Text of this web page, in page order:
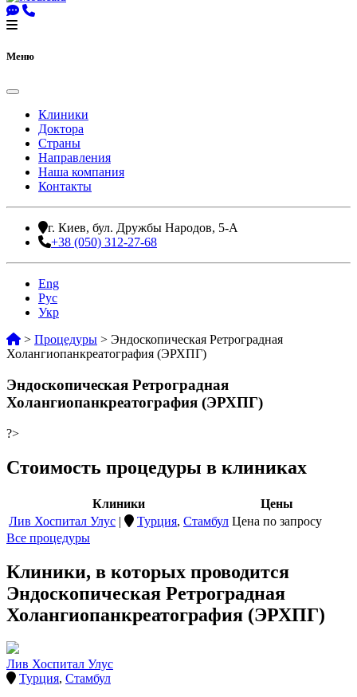
Меню
Клиники
Доктора
Страны
Направления
Наша компания
Контакты
г. Киев, бул. Дружбы Народов, 5-А
+38 (050) 312-27-68
Eng
Рус
Укр
> Процедуры > Эндоскопическая Ретроградная
Холангиопанкреатография (ЭРХПГ)
Эндоскопическая Ретроградная
Холангиопанкреатография (ЭРХПГ)
?>
Стоимость процедуры в клиниках
Клиники
Цены
Лив Хоспитал Улус | Турция, Стамбул Цена по запросу
Все процедуры
Клиники, в которых проводится
Эндоскопическая Ретроградная
Холангиопанкреатография (ЭРХПГ)
Лив Хоспитал Улус
Турция, Стамбул